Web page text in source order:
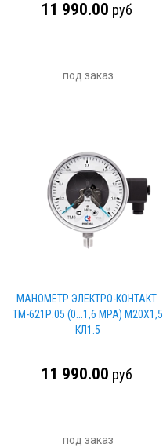
11 990.00 руб
под заказ
МАНОМЕТР ЭЛЕКТРО-КОНТАКТ.
ТМ-621Р.05 (0...1,6 МРА) М20Х1,5
КЛ1.5
11 990.00 руб
под заказ